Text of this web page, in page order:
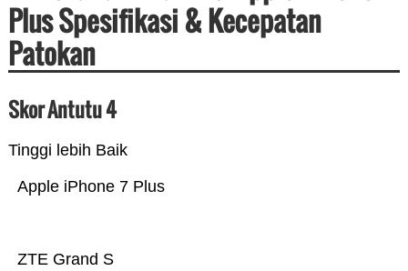
Plus Spesifikasi & Kecepatan
Patokan
Skor Antutu 4
Tinggi lebih Baik
ZTE Grand S
Apple iPhone 7 Plus